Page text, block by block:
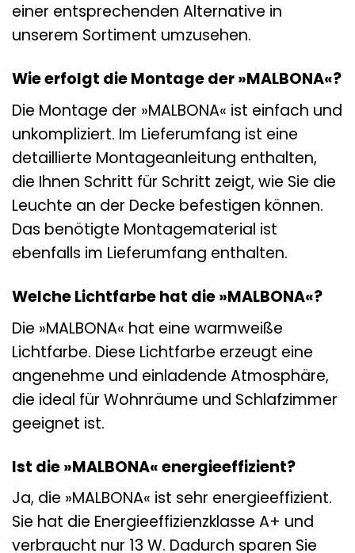
einer entsprechenden Alternative in
unserem Sortiment umzusehen.
Wie erfolgt die Montage der »MALBONA«?
Die Montage der »MALBONA« ist einfach und
unkompliziert. Im Lieferumfang ist eine
detaillierte Montageanleitung enthalten,
die Ihnen Schritt für Schritt zeigt, wie Sie die
Leuchte an der Decke befestigen können.
Das benötigte Montagematerial ist
ebenfalls im Lieferumfang enthalten.
Welche Lichtfarbe hat die »MALBONA«?
Die »MALBONA« hat eine warmweiße
Lichtfarbe. Diese Lichtfarbe erzeugt eine
angenehme und einladende Atmosphäre,
die ideal für Wohnräume und Schlafzimmer
geeignet ist.
Ist die »MALBONA« energieeffizient?
Ja, die »MALBONA« ist sehr energieeffizient.
Sie hat die Energieeffizienzklasse A+ und
verbraucht nur 13 W. Dadurch sparen Sie